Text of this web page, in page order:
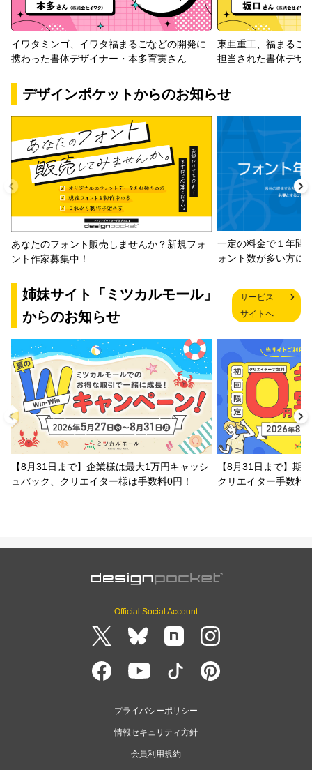
イワタミンゴ、イワタ福まるごなどの開発に
携わった書体デザイナー・本多育実さん
東亜重工、福まるご
担当された書体デザ
デザインポケットからのお知らせ
あなたのフォント販売しませんか？新規フォ
ント作家募集中！
一定の料金で１年間
ォント数が多い方に
姉妹サイト「ミツカルモール」
からのお知らせ
サービス
サイトへ
【8月31日まで】企業様は最大1万円キャッシ
ュバック、クリエイター様は手数料0円！
【8月31日まで】期
クリエイター手数料
Official Social Account
プライバシーポリシー
情報セキュリティ方針
会員利用規約